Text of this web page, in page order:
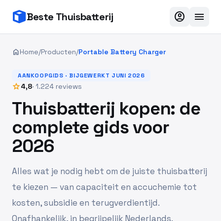
Beste Thuisbatterij account_circle menu
homeHome/Producten/Portable Battery Charger
AANKOOPGIDS · BIJGEWERKT JUNI 2026
star4,8· 1.224 reviews
Thuisbatterij kopen: de
complete gids voor
2026
Alles wat je nodig hebt om de juiste thuisbatterij
te kiezen — van capaciteit en accuchemie tot
kosten, subsidie en terugverdientijd.
Onafhankelijk, in begrijpelijk Nederlands.